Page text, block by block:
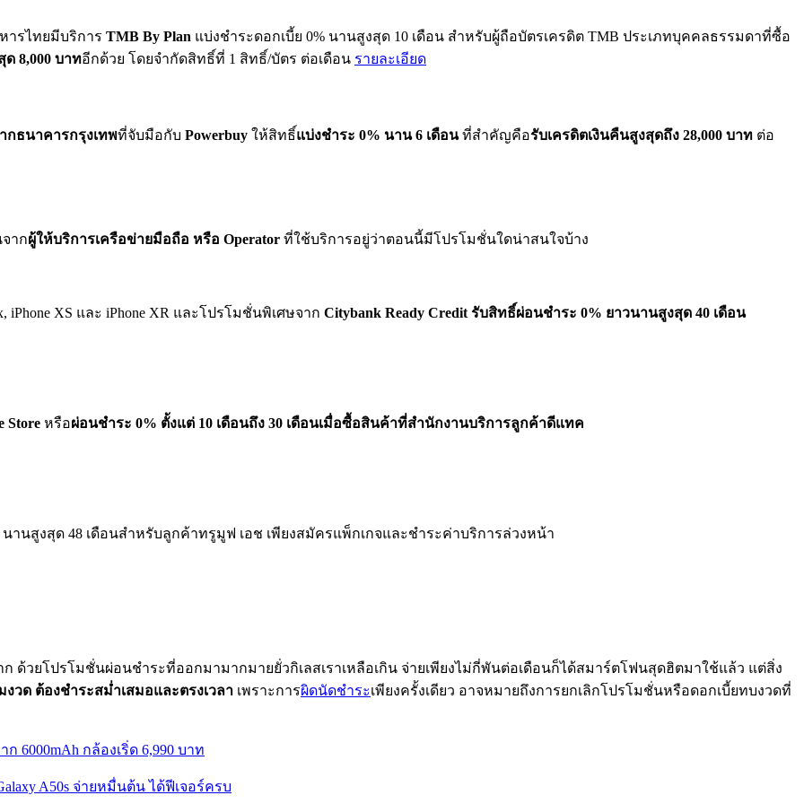
รไทยมีบริการ TMB By Plan แบ่งชำระดอกเบี้ย 0% นานสูงสุด 10 เดือน สำหรับผู้ถือบัตรเครดิต TMB ประเภทบุคคลธรรมดาที่ซื้อ
ด 8,000 บาทอีกด้วย โดยจำกัดสิทธิ์ที่ 1 สิทธิ์/บัตร ต่อเดือน รายละเอียด
กธนาคารกรุงเทพที่จับมือกับ Powerbuy ให้สิทธิ์แบ่งชำระ 0% นาน 6 เดือนที่สำคัญคือรับเครดิตเงินคืนสูงสุดถึง 28,000 บาท ต่อ
ากผู้ให้บริการเครือข่ายมือถือ หรือ Operator ที่ใช้บริการอยู่ว่าตอนนี้มีโปรโมชั่นใดน่าสนใจบ้าง
iPhone XS และ iPhone XR และโปรโมชั่นพิเศษจาก Citybank Ready Credit รับสิทธิ์ผ่อนชำระ 0% ยาวนานสูงสุด 40 เดือน
Store หรือผ่อนชำระ 0% ตั้งแต่ 10 เดือนถึง 30 เดือนเมื่อซื้อสินค้าที่สำนักงานบริการลูกค้าดีแทค
นานสูงสุด 48 เดือนสำหรับลูกค้าทรูมูฟ เอช เพียงสมัครแพ็กเกจและชำระค่าบริการล่วงหน้า
ก ด้วยโปรโมชั่นผ่อนชำระที่ออกมามากมายยั่วกิเลสเราเหลือเกิน จ่ายเพียงไม่กี่พันต่อเดือนก็ได้สมาร์ตโฟนสุดฮิตมาใช้แล้ว แต่สิ่ง
งวด ต้องชำระสม่ำเสมอและตรงเวลา เพราะการผิดนัดชำระเพียงครั้งเดียว อาจหมายถึงการยกเลิกโปรโมชั่นหรือดอกเบี้ยทบงวดที่
6000mAh กล้องเริ่ด 6,990 บาท
A50s จ่ายหมื่นต้น ได้ฟีเจอร์ครบ